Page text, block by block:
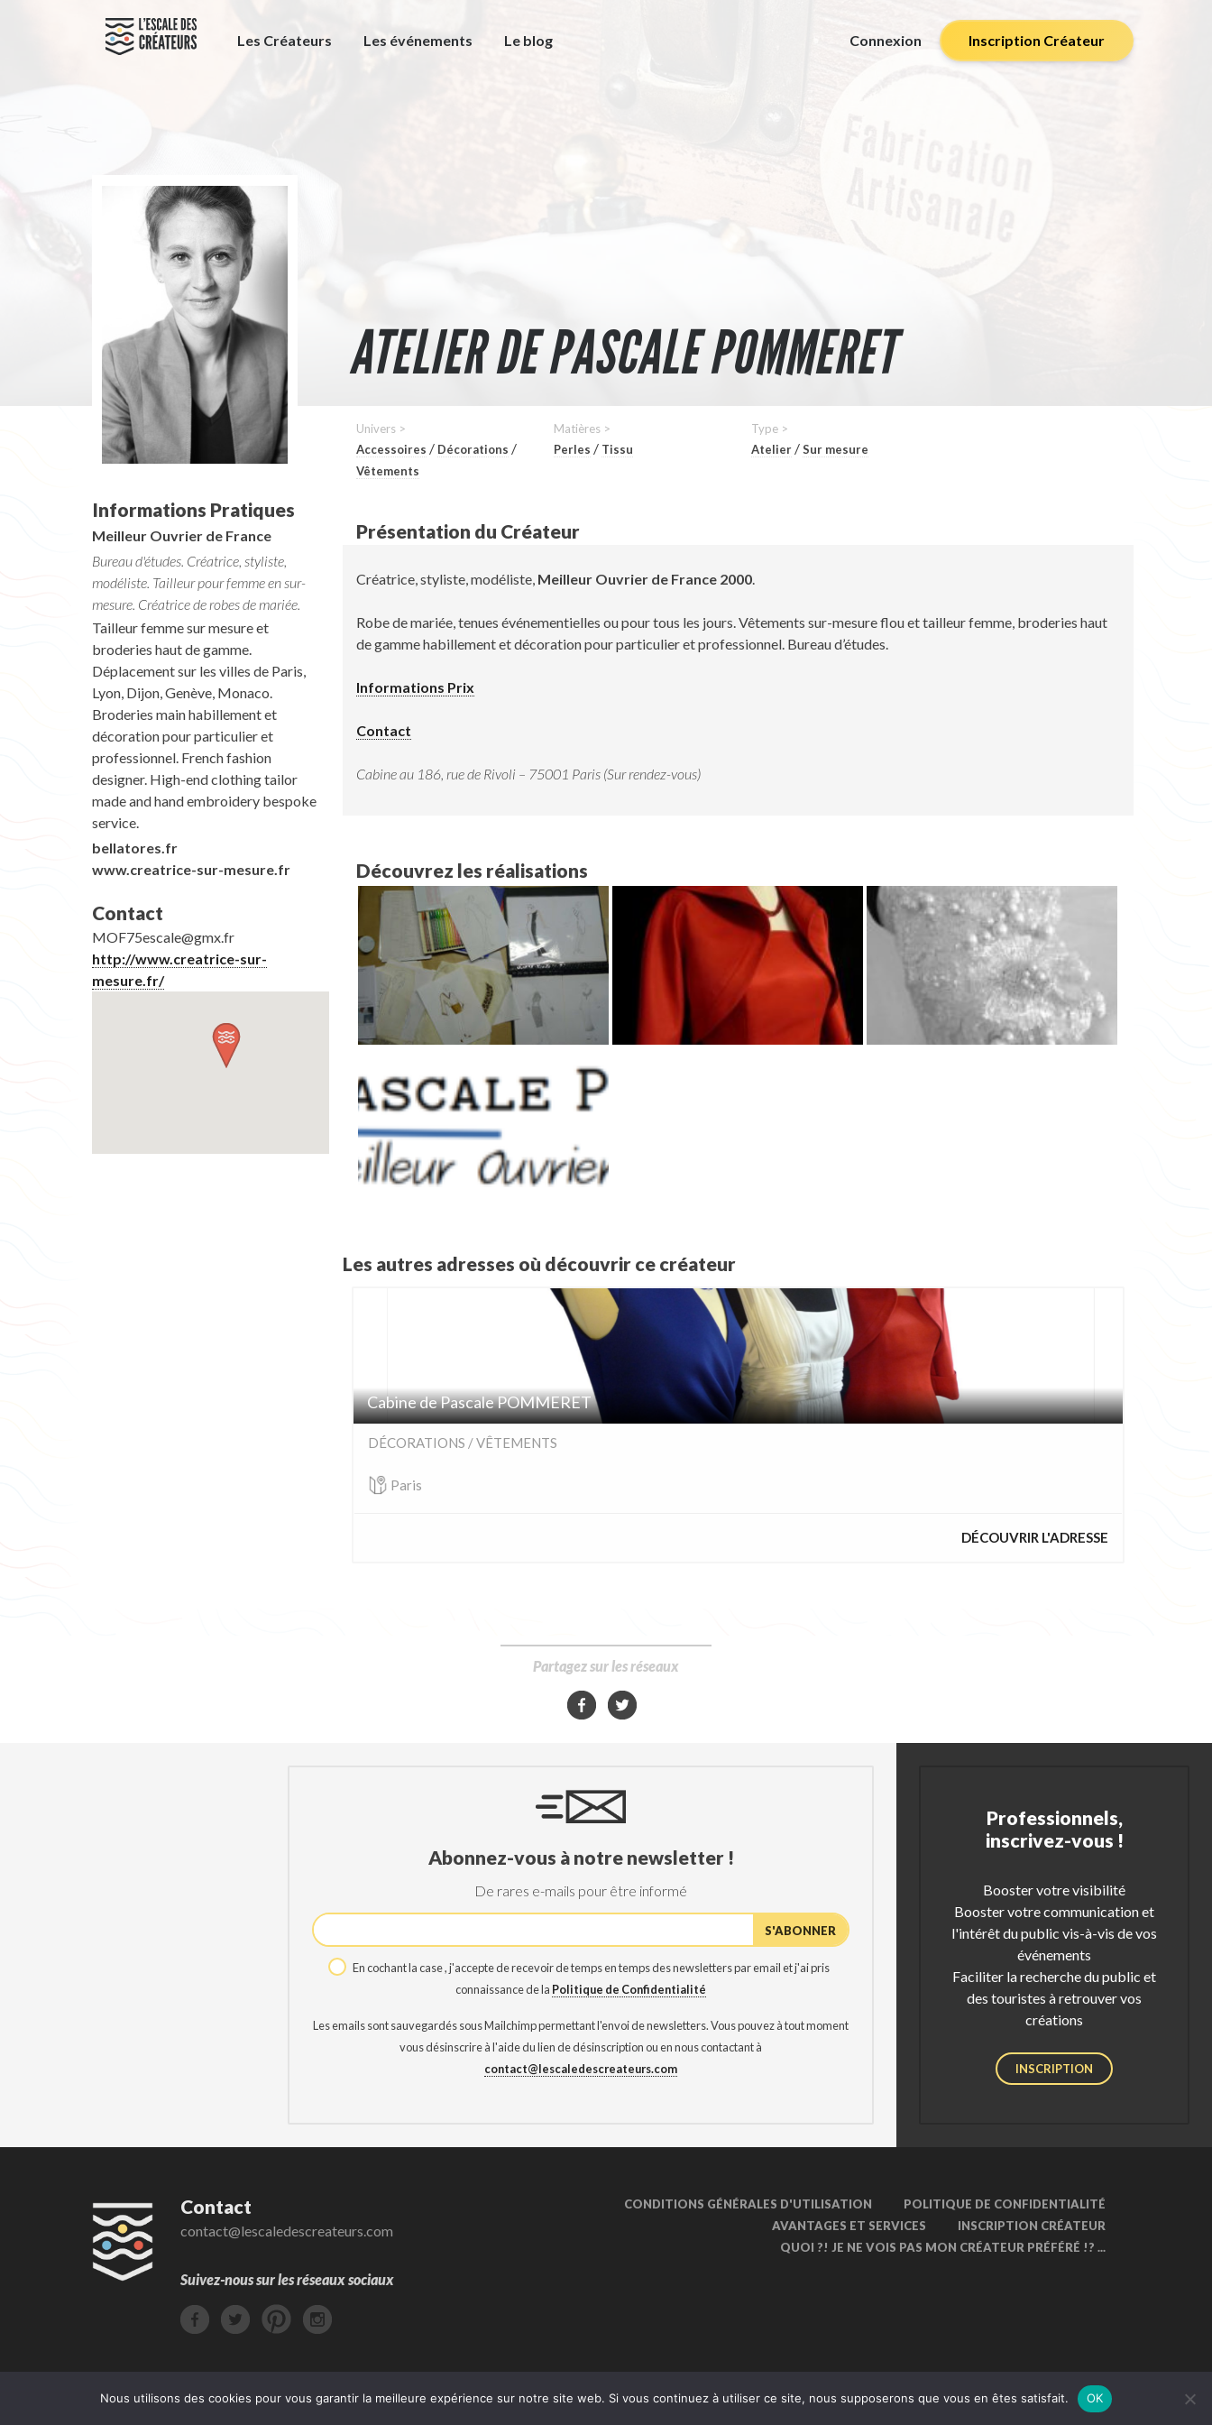
Les Créateurs Les événements Le blog Connexion Inscription Créateur
ATELIER DE PASCALE POMMERET
Informations Pratiques
Meilleur Ouvrier de France
Bureau d'études. Créatrice, styliste,
modéliste. Tailleur pour femme en sur-
mesure. Créatrice de robes de mariée.
Tailleur femme sur mesure et
broderies haut de gamme.
Déplacement sur les villes de Paris,
Lyon, Dijon, Genève, Monaco.
Broderies main habillement et
décoration pour particulier et
professionnel. French fashion
designer. High-end clothing tailor
made and hand embroidery bespoke
service.
bellatores.fr
www.creatrice-sur-mesure.fr
Contact
MOF75escale@gmx.fr
http://www.creatrice-sur-
mesure.fr/
Univers >
Accessoires / Décorations /
Vêtements
Matières >
Perles / Tissu
Type >
Atelier /Sur mesure
Présentation du Créateur
Créatrice, styliste, modéliste, Meilleur Ouvrier de France 2000.
Robe de mariée, tenues événementielles ou pour tous les jours. Vêtements sur-mesure flou et tailleur femme, broderies haut
de gamme habillement et décoration pour particulier et professionnel. Bureau d’études.
Informations Prix
Contact
Cabine au 186, rue de Rivoli – 75001 Paris (Sur rendez-vous)
Découvrez les réalisations
Les autres adresses où découvrir ce créateur
Cabine de Pascale POMMERET
DÉCORATIONS / VÊTEMENTS
Paris
DÉCOUVRIR L'ADRESSE
Partagez sur les réseaux
Abonnez-vous à notre newsletter !
De rares e-mails pour être informé
En cochant la case , j'accepte de recevoir de temps en temps des newsletters par email et j'ai pris
connaissance de la Politique de Confidentialité
Les emails sont sauvegardés sous Mailchimp permettant l'envoi de newsletters. Vous pouvez à tout moment
vous désinscrire à l'aide du lien de désinscription ou en nous contactant à
contact@lescaledescreateurs.com
Professionnels,
inscrivez-vous !
Booster votre visibilité
Booster votre communication et
l'intérêt du public vis-à-vis de vos
événements
Faciliter la recherche du public et
des touristes à retrouver vos
créations
INSCRIPTION
Contact
contact@lescaledescreateurs.com
Suivez-nous sur les réseaux sociaux
CONDITIONS GÉNÉRALES D'UTILISATION
POLITIQUE DE CONFIDENTIALITÉ
AVANTAGES ET SERVICES
INSCRIPTION CRÉATEUR
QUOI ?! JE NE VOIS PAS MON CRÉATEUR PRÉFÉRÉ !? ...
Conception & réalisation :
Nous utilisons des cookies pour vous garantir la meilleure expérience sur notre site web. Si vous continuez à utiliser ce site, nous supposerons que vous en êtes satisfait. OK